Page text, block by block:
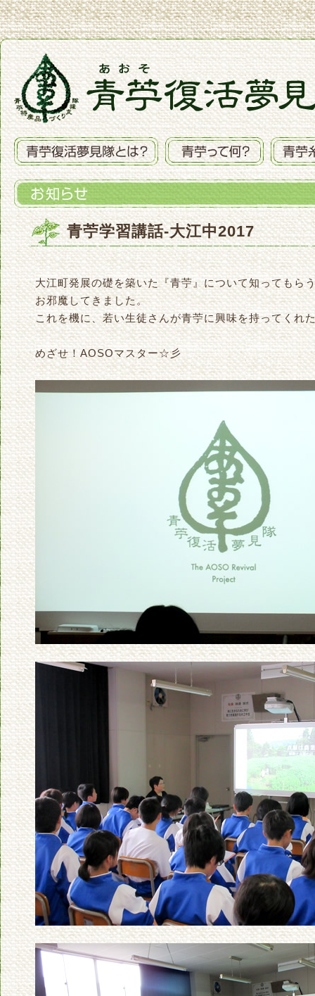
青苧学習講話-大江中2017
大江町発展の礎を築いた『青苧』について知ってもら
お邪魔してきました。
これを機に、若い生徒さんが青苧に興味を持ってくれ
めざせ！AOSOマスター☆彡